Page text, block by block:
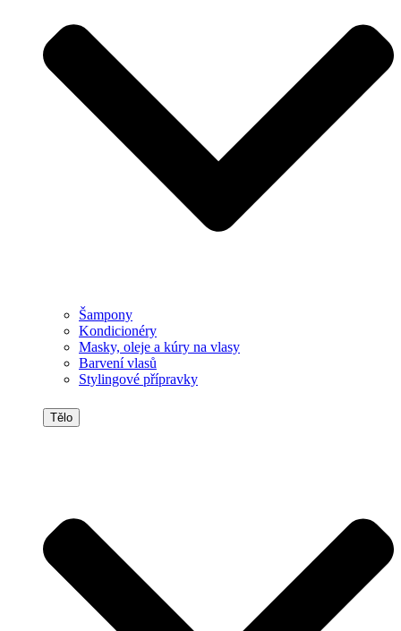
Šampony
Kondicionéry
Masky, oleje a kúry na vlasy
Barvení vlasů
Stylingové přípravky
Tělo